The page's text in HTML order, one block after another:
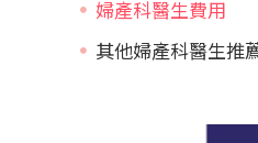
婦產科醫生費用
其他婦產科醫生推